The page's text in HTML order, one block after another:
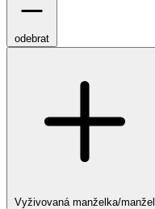
odebrat
Vyživovaná manželka/manžel